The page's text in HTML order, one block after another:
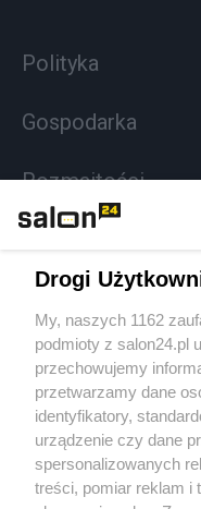
Polityka
Gospodarka
Rozmaitości
Sport
Społeczeństwo
Kultura
Drogi
My, naszych 1162
podmioty z salon24.pl
przechowujemy
przetwarzamy dane
identyfikatory,
urządzenie czy dane
spersonalizowanych
treści, pomiar reklam i